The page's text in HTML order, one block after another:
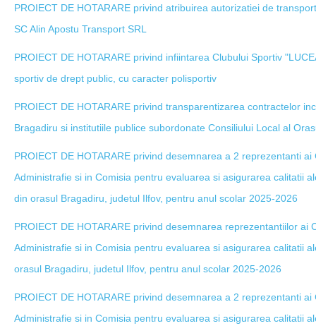
PROIECT DE HOTARARE privind atribuirea autorizatiei de
SC Alin Apostu Transport SRL
PROIECT DE HOTARARE privind infiintarea Clubului Sportiv
sportiv de drept public, cu caracter polisportiv
PROIECT DE HOTARARE privind transparentizarea contractelor
Bragadiru si institutiile publice subordonate Consiliului Local al
PROIECT DE HOTARARE privind desemnarea a 2 reprezentanti
Administrafie si in Comisia pentru evaluarea si asigurarea calitatii
din orasul Bragadiru, judetul Ilfov, pentru anul scolar 2025-2026
PROIECT DE HOTARARE privind desemnarea reprezentantiilor ai
Administrafie si in Comisia pentru evaluarea si asigurarea calitatii
orasul Bragadiru, judetul Ilfov, pentru anul scolar 2025-2026
PROIECT DE HOTARARE privind desemnarea a 2 reprezentanti
Administrafie si in Comisia pentru evaluarea si asigurarea calitatii